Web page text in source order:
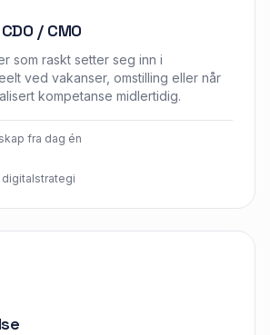
/ CMO
som raskt setter seg inn i
ved vakanser, omstilling eller når
kompetanse midlertidig.
fra dag én